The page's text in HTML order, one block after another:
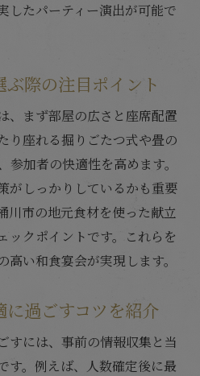
したパーティー演出が可能で
際の注目ポイント
、まず部屋の広さと座席配置
り座れる掘りごたつ式や畳の
加者の快適性を高めます。
がしっかりしているかも重要
川市の地元食材を使った献立
ックポイントです。これらを
い和食宴会が実現します。
過ごすコツを紹介
すには、事前の情報収集と当
す。例えば、人数確定後に最